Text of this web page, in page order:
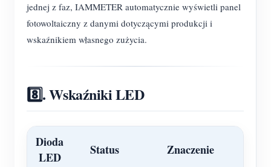
jednej z faz, IAMMETER automatycznie wyświetli panel
fotowoltaiczny z danymi dotyczącymi produkcji i
wskaźnikiem własnego zużycia.
8️⃣. Wskaźniki LED
Dioda
LED
Status Znaczenie